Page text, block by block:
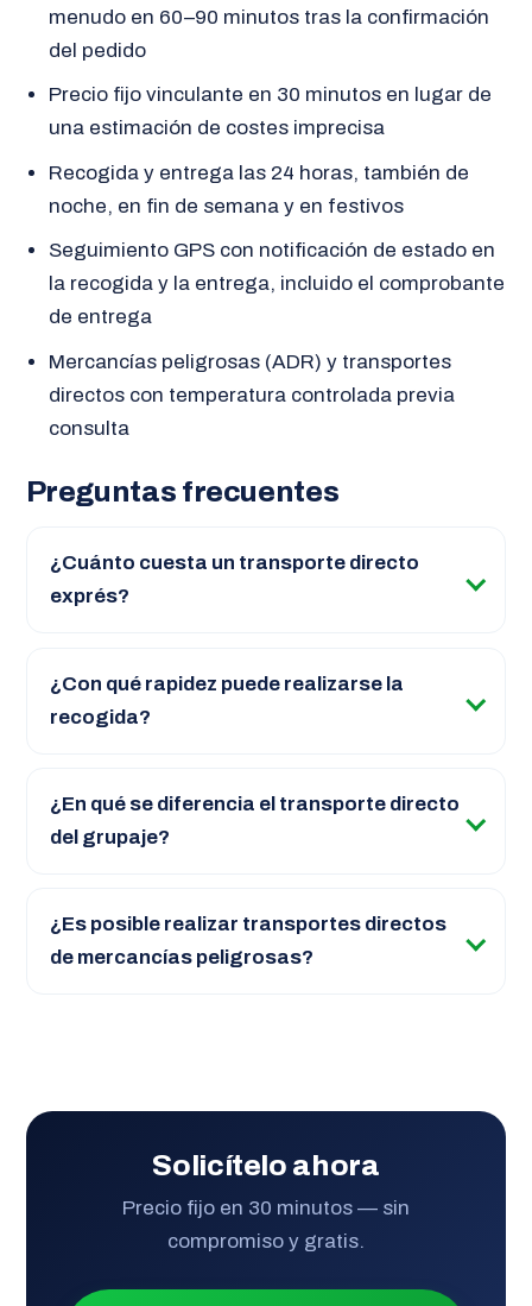
menudo en 60–90 minutos tras la confirmación
del pedido
Precio fijo vinculante en 30 minutos en lugar de
una estimación de costes imprecisa
Recogida y entrega las 24 horas, también de
noche, en fin de semana y en festivos
Seguimiento GPS con notificación de estado en
la recogida y la entrega, incluido el comprobante
de entrega
Mercancías peligrosas (ADR) y transportes
directos con temperatura controlada previa
consulta
Preguntas frecuentes
¿Cuánto cuesta un transporte directo
exprés?
¿Con qué rapidez puede realizarse la
recogida?
¿En qué se diferencia el transporte directo
del grupaje?
¿Es posible realizar transportes directos
de mercancías peligrosas?
Solicítelo ahora
Precio fijo en 30 minutos — sin
compromiso y gratis.